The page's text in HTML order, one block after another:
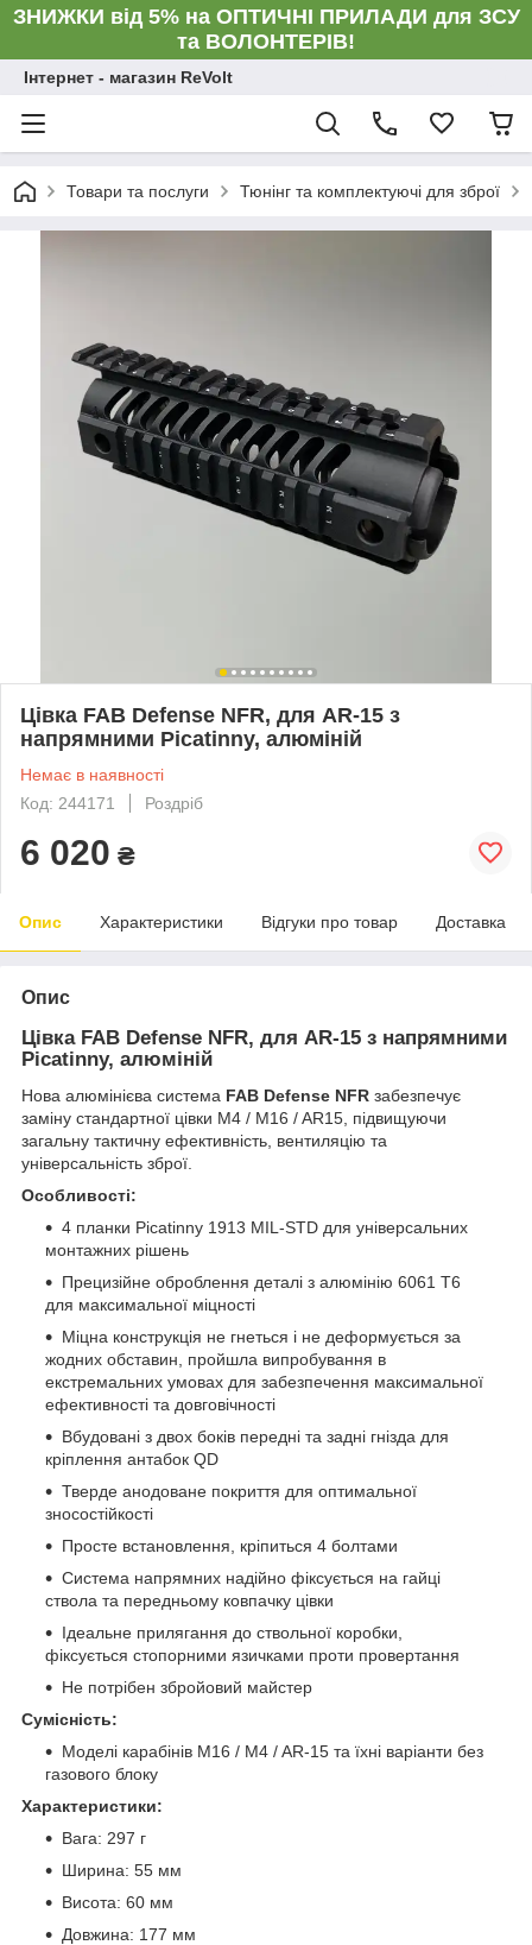
ЗНИЖКИ від 5% на ОПТИЧНІ ПРИЛАДИ для ЗСУ
та ВОЛОНТЕРІВ!
Інтернет - магазин ReVolt
Товари та послуги Тюнінг та комплектуючі для зброї
Цівка FAB Defense NFR, для AR-15 з
напрямними Picatinny, алюміній
Немає в наявності
Код: 244171
Роздріб
6 020 ₴
Опис Характеристики Відгуки про товар Доставка
Опис
Цівка FAB Defense NFR, для AR-15 з напрямними
Picatinny, алюміній
Нова алюмінієва система FAB Defense NFR забезпечує
заміну стандартної цівки M4 / M16 / AR15, підвищуючи
загальну тактичну ефективність, вентиляцію та
універсальність зброї.
Особливості:
4 планки Picatinny 1913 MIL-STD для універсальних
монтажних рішень
Прецизійне оброблення деталі з алюмінію 6061 T6
для максимальної міцності
Міцна конструкція не гнеться і не деформується за
жодних обставин, пройшла випробування в
екстремальних умовах для забезпечення максимальної
ефективності та довговічності
Вбудовані з двох боків передні та задні гнізда для
кріплення антабок QD
Тверде анодоване покриття для оптимальної
зносостійкості
Просте встановлення, кріпиться 4 болтами
Система напрямних надійно фіксується на гайці
ствола та передньому ковпачку цівки
Ідеальне прилягання до ствольної коробки,
фіксується стопорними язичками проти провертання
Не потрібен збройовий майстер
Сумісність:
Моделі карабінів M16 / M4 / AR-15 та їхні варіанти без
газового блоку
Характеристики:
Вага: 297 г
Ширина: 55 мм
Висота: 60 мм
Довжина: 177 мм